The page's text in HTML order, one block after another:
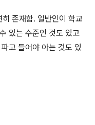
존재함. 일반인이 학교
있는 수준인 것도 있고
고 들어야 아는 것도 있